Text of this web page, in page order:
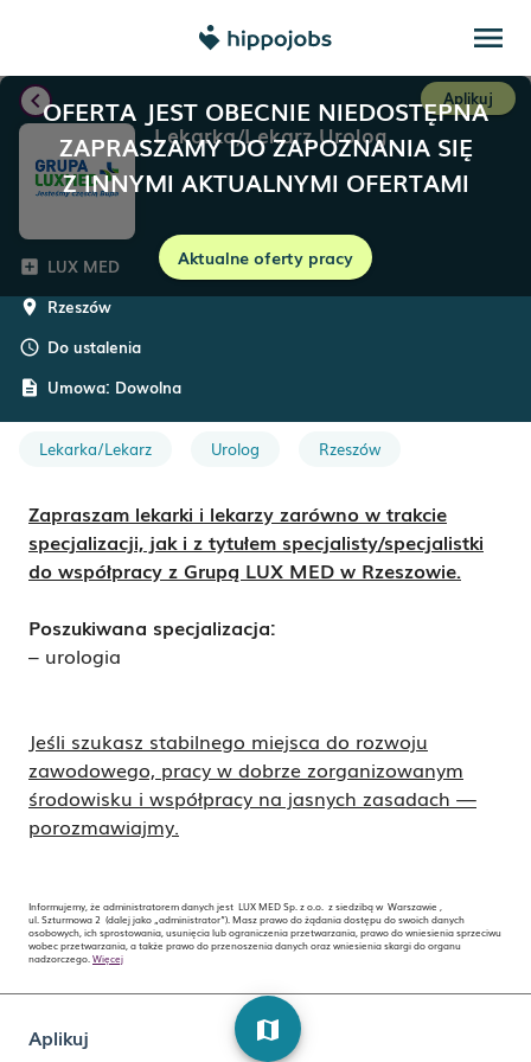
menu
OFERTA JEST OBECNIE NIEDOSTĘPNA
ZAPRASZAMY DO ZAPOZNANIA SIĘ
Z INNYMI AKTUALNYMI OFERTAMI
Aktualne oferty pracy
chevron_left Aplikuj
Lekarka/Lekarz Urolog
add_box LUX MED
room Rzeszów
schedule Do ustalenia
description Umowa: Dowolna
Lekarka/Lekarz Urolog Rzeszów
Zapraszam lekarki i lekarzy zarówno w trakcie
specjalizacji, jak i z tytułem specjalisty/specjalistki
do współpracy z Grupą LUX MED w Rzeszowie.
Poszukiwana specjalizacja:
– urologia
Jeśli szukasz stabilnego miejsca do rozwoju
zawodowego, pracy w dobrze zorganizowanym
środowisku i współpracy na jasnych zasadach —
porozmawiajmy.
Informujemy, że administratorem danych jest LUX MED Sp. z o.o. z siedzibą w Warszawie ,
ul. Szturmowa 2 (dalej jako „administrator”). Masz prawo do żądania dostępu do swoich danych
osobowych, ich sprostowania, usunięcia lub ograniczenia przetwarzania, prawo do wniesienia sprzeciwu
wobec przetwarzania, a także prawo do przenoszenia danych oraz wniesienia skargi do organu
nadzorczego. Więcej
Aplikuj map